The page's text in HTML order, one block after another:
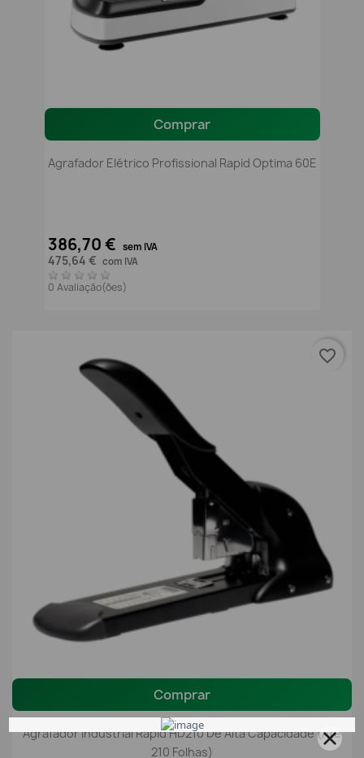
Comprar
Agrafador Elétrico Profissional Rapid Optima 60E
386,70 € sem IVA
475,64 € com IVA
0 Avaliação(ões)
Comprar
Agrafador Industrial Rapid HD210 De Alta Capacidade (Até
210 Folhas)
favorite_border